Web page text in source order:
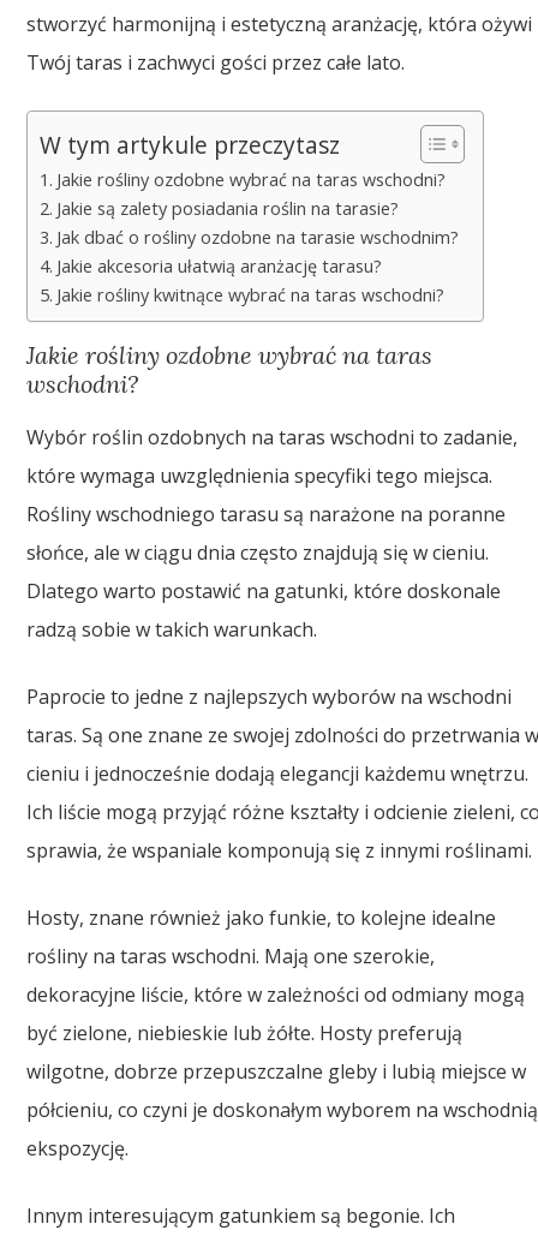
stworzyć harmonijną i estetyczną aranżację, która ożywi
Twój taras i zachwyci gości przez całe lato.
W tym artykule przeczytasz
Jakie rośliny ozdobne wybrać na taras wschodni?
Jakie są zalety posiadania roślin na tarasie?
Jak dbać o rośliny ozdobne na tarasie wschodnim?
Jakie akcesoria ułatwią aranżację tarasu?
Jakie rośliny kwitnące wybrać na taras wschodni?
Jakie rośliny ozdobne wybrać na taras
wschodni?
Wybór roślin ozdobnych na taras wschodni to zadanie,
które wymaga uwzględnienia specyfiki tego miejsca.
Rośliny wschodniego tarasu są narażone na poranne
słońce, ale w ciągu dnia często znajdują się w cieniu.
Dlatego warto postawić na gatunki, które doskonale
radzą sobie w takich warunkach.
Paprocie to jedne z najlepszych wyborów na wschodni
taras. Są one znane ze swojej zdolności do przetrwania
cieniu i jednocześnie dodają elegancji każdemu wnętrzu.
Ich liście mogą przyjąć różne kształty i odcienie zieleni,
sprawia, że wspaniale komponują się z innymi roślinami.
Hosty, znane również jako funkie, to kolejne idealne
rośliny na taras wschodni. Mają one szerokie,
dekoracyjne liście, które w zależności od odmiany mogą
być zielone, niebieskie lub żółte. Hosty preferują
wilgotne, dobrze przepuszczalne gleby i lubią miejsce w
półcieniu, co czyni je doskonałym wyborem na wschodnią
ekspozycję.
Innym interesującym gatunkiem są begonie. Ich